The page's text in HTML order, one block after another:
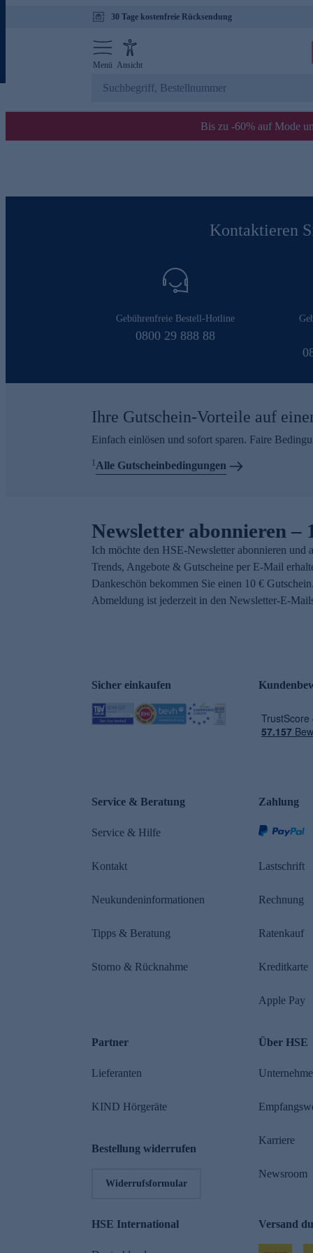
30 Tage kostenfreie Rücksendung
Menü Ansicht
Bis zu -60% auf Mode
Kontaktieren
Gebührenfreie Bestell-Hotline
0800 29 888 88
Ihre Gutschein-Vorteile auf
Einfach einlösen und sofort sparen. Faire
1Alle Gutscheinbedingungen
Newsletter abonnieren –
Ich möchte den HSE-Newsletter abonnieren und
Trends, Angebote & Gutscheine per E-Mail
Dankeschön bekommen Sie einen 10 €
Abmeldung ist jederzeit in den Newsletter-E-
Sicher einkaufen
Service & Beratung
Service & Hilfe
Kontakt
Neukundeninformationen
Tipps & Beratung
Storno & Rücknahme
Zahlung
Lastschrift
Rechnung
Ratenkauf
Kreditkarte
Apple Pay
Partner
Lieferanten
KIND Hörgeräte
Bestellung widerrufen
Widerrufsformular
Über HSE
Karriere
Newsroom
HSE International Versand